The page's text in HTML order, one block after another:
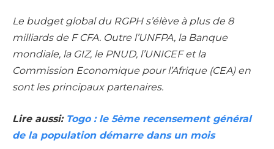
Le budget global du RGPH s’élève à plus de 8
milliards de F CFA. Outre l’UNFPA, la Banque
mondiale, la GIZ, le PNUD, l’UNICEF et la
Commission Economique pour l’Afrique (CEA) en
sont les principaux partenaires.
Lire aussi: Togo : le 5ème recensement général
de la population démarre dans un mois